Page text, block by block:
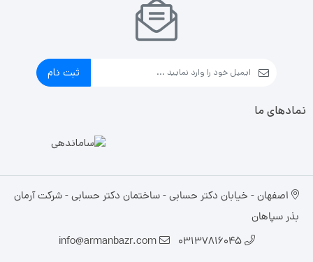
ثبت نام
نمادهای ما
اصفهان - خیابان دکتر حسابی - ساختمان دکتر حسابی - شرکت آرمان
بذر سپاهان
03137816045
info@armanbazr.com